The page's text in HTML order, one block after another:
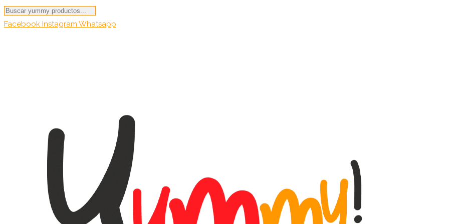
Búsqueda
de
Facebook Instagram Whatsapp